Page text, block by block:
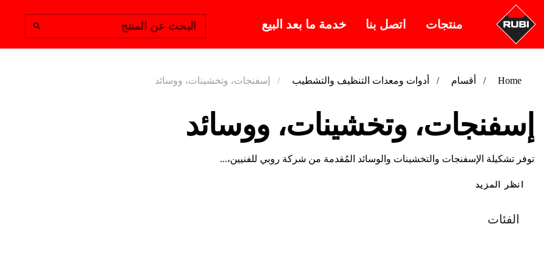
منتجات اتصل بنا خدمة ما بعد البيع البحث عن المنتج
Home أقسام أدوات ومعدات التنظيف والتشطيب إسفنجات، وتخشينات، ووسائد
إسفنجات، وتخشينات، ووسائد
توفر تشكيلة الإسفنجات والتخشينات والوسائد المُقدمة من شركة روبي للفنيين،...
انظر المزيد
الفئات